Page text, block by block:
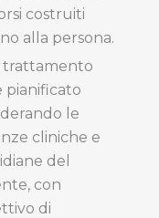
costruiti
alla persona.
trattamento
pianificato
le
cliniche e
del
con
di